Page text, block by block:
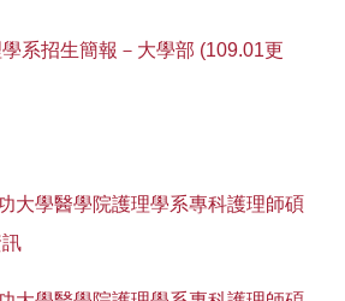
系招生簡報－大學部 (109.01更
大學醫學院護理學系 專科護理師碩